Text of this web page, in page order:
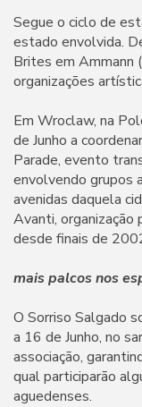
Segue o ciclo de
estado envolvida.
Brites em Ammann
organizações
Em Wroclaw, na
de Junho a
Parade, evento
envolvendo grupos
avenidas daquela
Avanti, organização
desde finais de
mais palcos nos
O Sorriso Salgado
a 16 de Junho, no
associação,
qual participarão
aguedenses.